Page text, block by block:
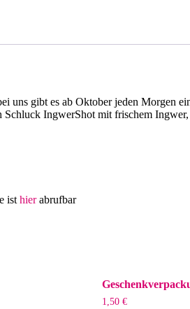
uns gibt es ab Oktober jeden Morgen
Schluck IngwerShot mit frischem
ist hierabrufbar
1,50€